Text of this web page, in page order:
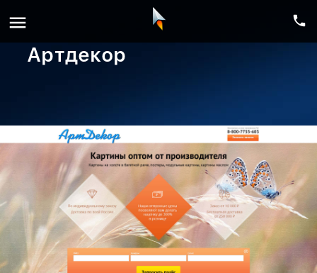
menu phone
Артдекор